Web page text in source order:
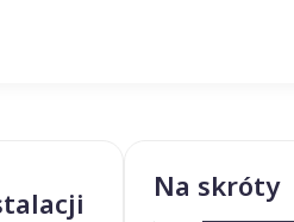
Na skróty